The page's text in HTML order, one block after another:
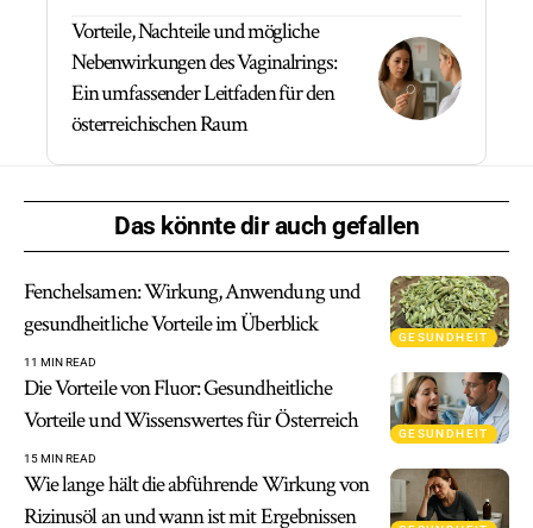
Vorteile, Nachteile und mögliche
Nebenwirkungen des Vaginalrings:
Ein umfassender Leitfaden für den
österreichischen Raum
Das könnte dir auch gefallen
GESUNDHEIT
Fenchelsamen: Wirkung, Anwendung und
gesundheitliche Vorteile im Überblick
11 MIN READ
GESUNDHEIT
Die Vorteile von Fluor: Gesundheitliche
Vorteile und Wissenswertes für Österreich
15 MIN READ
Wie lange hält die abführende Wirkung von
Rizinusöl an und wann ist mit Ergebnissen